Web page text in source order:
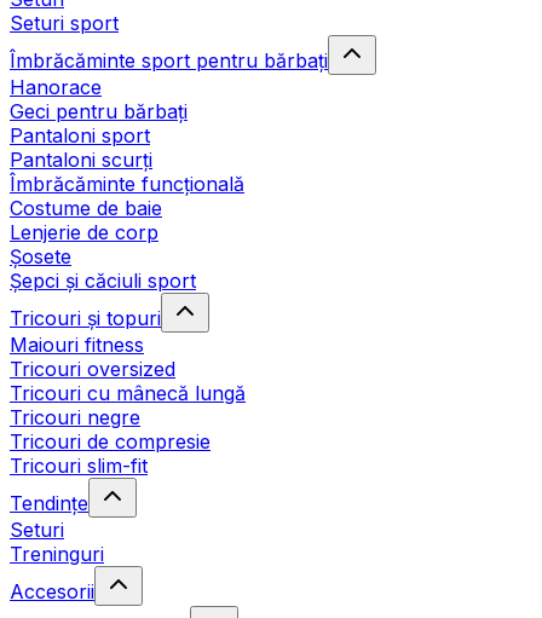
Seturi sport
Îmbrăcăminte sport pentru bărbați
Hanorace
Geci pentru bărbați
Pantaloni sport
Pantaloni scurți
Îmbrăcăminte funcțională
Costume de baie
Lenjerie de corp
Șosete
Șepci și căciuli sport
Tricouri și topuri
Maiouri fitness
Tricouri oversized
Tricouri cu mânecă lungă
Tricouri negre
Tricouri de compresie
Tricouri slim-fit
Tendințe
Seturi
Treninguri
Accesorii